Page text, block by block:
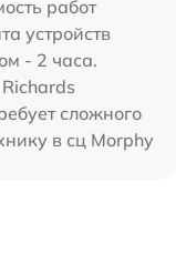
работ
устройств
- 2 часа.
сложного
в сц Morphy